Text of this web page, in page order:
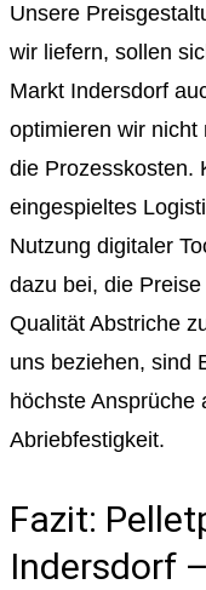
Unsere
wir liefern, sollen
Markt Indersdorf
optimieren wir nicht
die Prozesskosten.
eingespieltes
Nutzung digitaler
dazu bei, die
Qualität Abstriche
uns beziehen, sind
höchste Ansprüche
Abriebfestigkeit.
Fazit:
Indersdorf